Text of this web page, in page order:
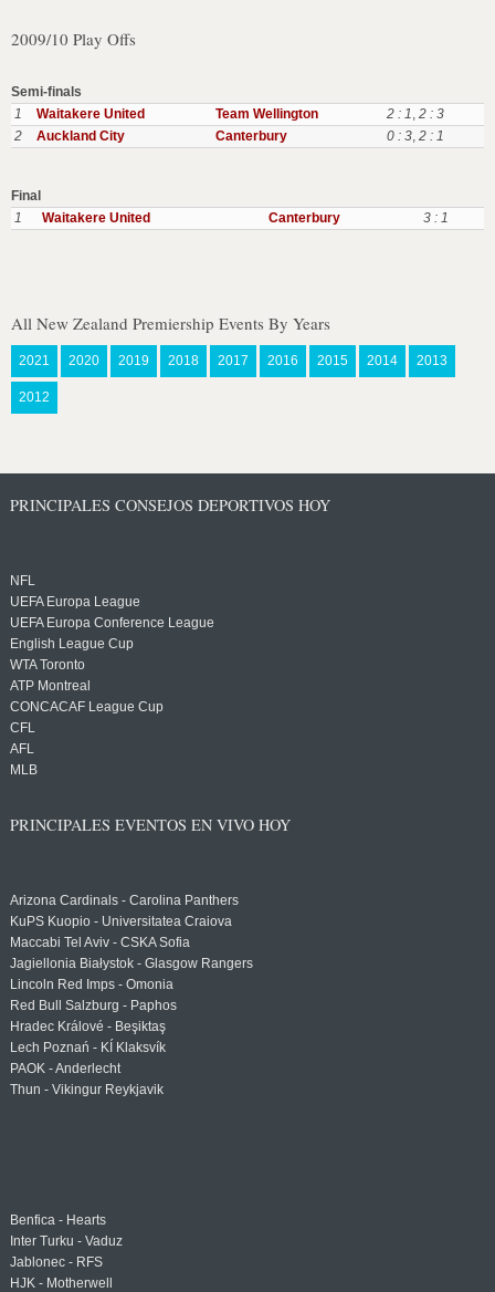
2009/10 Play Offs
Semi-finals
1
Waitakere United Team Wellington 2 : 1, 2 : 3
2
Auckland City Canterbury 0 : 3, 2 : 1
Final
1
Waitakere United Canterbury 3 : 1
All New Zealand Premiership Events By Years
2021 2020 2019 2018 2017 2016 2015 2014 2013
2012
PRINCIPALES CONSEJOS DEPORTIVOS HOY
NFL
UEFA Europa League
UEFA Europa Conference League
English League Cup
WTA Toronto
ATP Montreal
CONCACAF League Cup
CFL
AFL
MLB
PRINCIPALES EVENTOS EN VIVO HOY
Arizona Cardinals - Carolina Panthers
KuPS Kuopio - Universitatea Craiova
Maccabi Tel Aviv - CSKA Sofia
Jagiellonia Białystok - Glasgow Rangers
Lincoln Red Imps - Omonia
Red Bull Salzburg - Paphos
Hradec Králové - Beşiktaş
Lech Poznań - KÍ Klaksvík
PAOK - Anderlecht
Thun - Vikingur Reykjavik
Benfica - Hearts
Inter Turku - Vaduz
Jablonec - RFS
HJK - Motherwell